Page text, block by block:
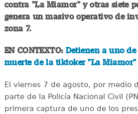
contra "La Miamor" y otras siete
genera un masivo operativo de
zona 7.
EN CONTEXTO: Detienen a uno
muerte de la tiktoker "La Miamor"
El viernes 7 de agosto, por medio
parte de la Policía Nacional Civil
primera captura de uno de los